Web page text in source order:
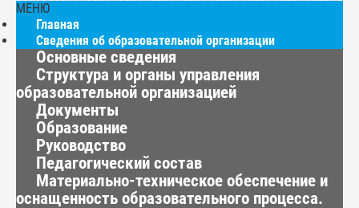
МЕНЮ
Главная
Сведения об образовательной организации
Основные сведения
Структура и органы управления
образовательной организацией
Документы
Образование
Руководство
Педагогический состав
Материально-техническое обеспечение и
оснащенность образовательного процесса.